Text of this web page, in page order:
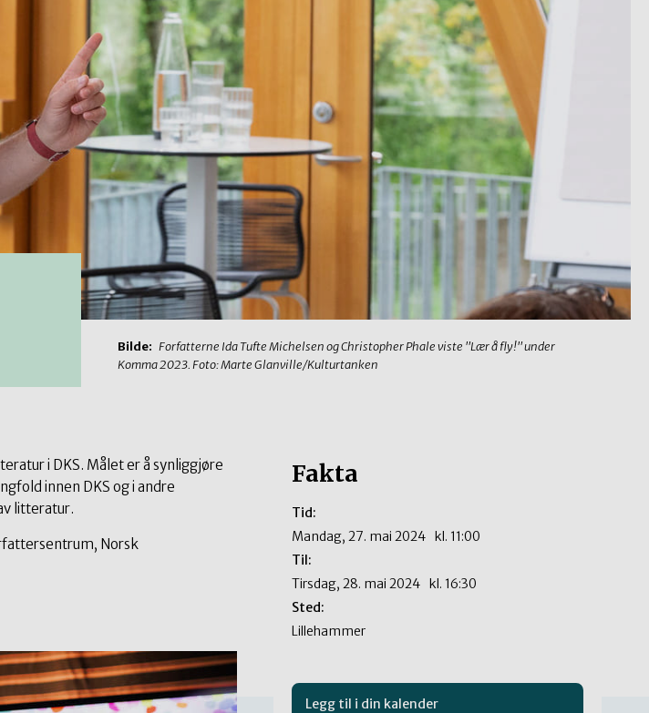
Bilde: Forfatterne Ida Tufte Michelsen og Christopher Phale viste "Lær å fly!" under
Komma 2023. Foto: Marte Glanville/Kulturtanken
i DKS. Målet er å synliggjøre
innen DKS og i andre
litteratur.
Norsk
Fakta
Tid:
mandag, 27. mai 2024 kl. 11:00
Til:
tirsdag, 28. mai 2024 kl. 16:30
Sted:
Lillehammer
Legg til i din kalender